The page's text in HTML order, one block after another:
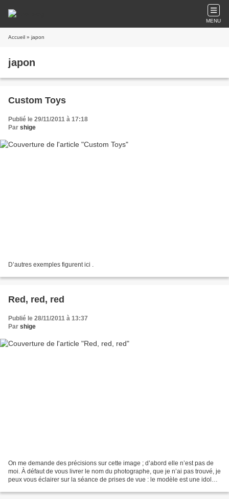
MENU
Accueil » japon
japon
Custom Toys
Publié le 29/11/2011 à 17:18
Par shige
D’autres exemples figurent ici .
Red, red, red
Publié le 28/11/2011 à 13:37
Par shige
On me demande des précisions sur cette image ; d’abord elle n’est pas de
moi. À défaut de vous livrer le nom du photographe, que je n’ai pas trouvé, je
peux vous éclairer sur la séance de prises de vue : le modèle est une idole